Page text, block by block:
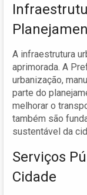
A infraestrutura
aprimorada. A
urbanização,
parte do
melhorar o
também são
sustentável da
Serviços
Cidade